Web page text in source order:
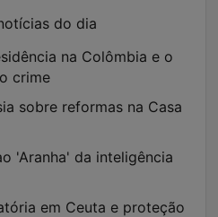
do dia
na Colômbia e o
crime
sobre reformas na Casa
'Aranha' da inteligência
em Ceuta e proteção